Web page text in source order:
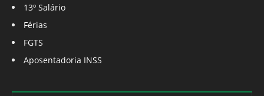
13º Salário
Férias
FGTS
Aposentadoria INSS